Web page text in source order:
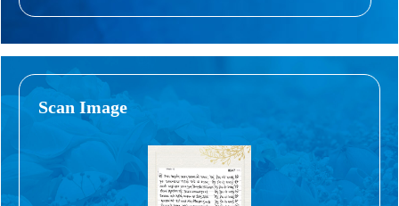
Scan Image